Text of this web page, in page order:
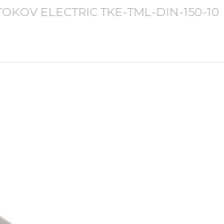
ELECTRIC TKE-TML-DIN-150-10